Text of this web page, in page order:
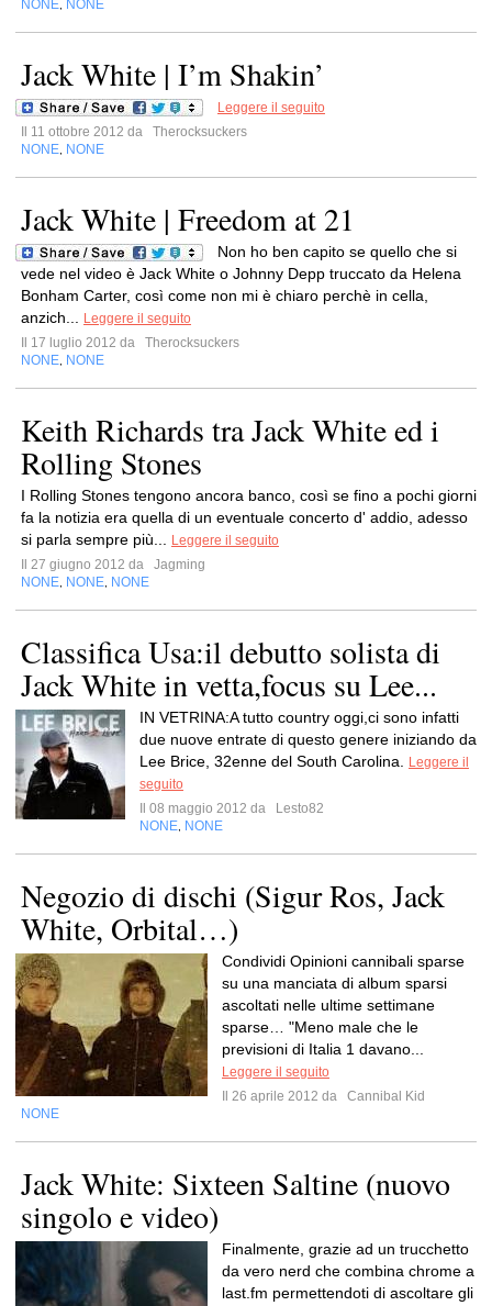
NONE NONE
Jack White | I’m Shakin’
Leggere il seguito
Il 11 ottobre 2012 da
Therocksuckers
NONE NONE
Jack White | Freedom at 21
Non ho ben capito se quello che si
vede nel video è Jack White o Johnny Depp truccato da Helena
Bonham Carter, così come non mi è chiaro perchè in cella,
anzich...
Leggere il seguito
Il 17 luglio 2012 da
Therocksuckers
NONE NONE
Keith Richards tra Jack White ed i
Rolling Stones
I Rolling Stones tengono ancora banco, così se fino a pochi giorni
fa la notizia era quella di un eventuale concerto d' addio, adesso
si parla sempre più...
Leggere il seguito
Il 27 giugno 2012 da
Jagming
NONE NONE NONE
Classifica Usa:il debutto solista di
Jack White in vetta,focus su Lee...
IN VETRINA:A tutto country oggi,ci sono infatti
due nuove entrate di questo genere iniziando da
Lee Brice, 32enne del South Carolina.
Leggere il
seguito
Il 08 maggio 2012 da
Lesto82
NONE NONE
Negozio di dischi (Sigur Ros, Jack
White, Orbital…)
Condividi Opinioni cannibali sparse
su una manciata di album sparsi
ascoltati nelle ultime settimane
sparse… "Meno male che le
previsioni di Italia 1 davano...
Leggere il seguito
Il 26 aprile 2012 da
Cannibal Kid
NONE
Jack White: Sixteen Saltine (nuovo
singolo e video)
Finalmente, grazie ad un trucchetto
da vero nerd che combina chrome a
last.fm permettendoti di ascoltare gli